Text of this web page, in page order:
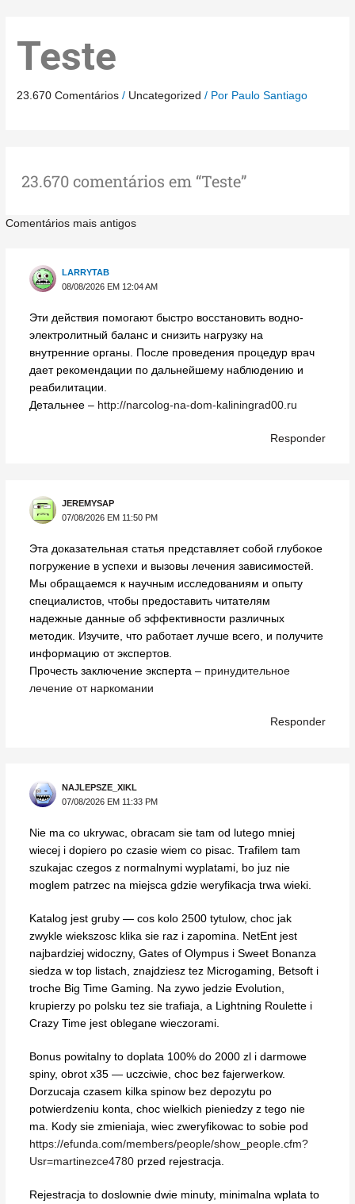
conteúdo
Teste
23.670 Comentários / Uncategorized / Por Paulo Santiago
23.670 comentários em “Teste”
recentes
Comentários mais antigos
LARRYTAB
08/08/2026 EM 12:04 AM
Эти действия помогают быстро восстановить водно-
электролитный баланс и снизить нагрузку на
внутренние органы. После проведения процедур врач
дает рекомендации по дальнейшему наблюдению и
реабилитации.
Детальнее – http://narcolog-na-dom-kaliningrad00.ru
Responder
JEREMYSAP
07/08/2026 EM 11:50 PM
Эта доказательная статья представляет собой глубокое
погружение в успехи и вызовы лечения зависимостей.
Мы обращаемся к научным исследованиям и опыту
специалистов, чтобы предоставить читателям
надежные данные об эффективности различных
методик. Изучите, что работает лучше всего, и получите
информацию от экспертов.
Прочесть заключение эксперта – принудительное
лечение от наркомании
Responder
NAJLEPSZE_XIKL
07/08/2026 EM 11:33 PM
Nie ma co ukrywac, obracam sie tam od lutego mniej
wiecej i dopiero po czasie wiem co pisac. Trafilem tam
szukajac czegos z normalnymi wyplatami, bo juz nie
moglem patrzec na miejsca gdzie weryfikacja trwa wieki.
Katalog jest gruby — cos kolo 2500 tytulow, choc jak
zwykle wiekszosc klika sie raz i zapomina. NetEnt jest
najbardziej widoczny, Gates of Olympus i Sweet Bonanza
siedza w top listach, znajdziesz tez Microgaming, Betsoft i
troche Big Time Gaming. Na zywo jedzie Evolution,
krupierzy po polsku tez sie trafiaja, a Lightning Roulette i
Crazy Time jest oblegane wieczorami.
Bonus powitalny to doplata 100% do 2000 zl i darmowe
spiny, obrot x35 — uczciwie, choc bez fajerwerkow.
Dorzucaja czasem kilka spinow bez depozytu po
potwierdzeniu konta, choc wielkich pieniedzy z tego nie
ma. Kody sie zmieniaja, wiec zweryfikowac to sobie pod
https://efunda.com/members/people/show_people.cfm?
Usr=martinezce4780przed rejestracja.
Rejestracja to doslownie dwie minuty, minimalna wplata to
recentes